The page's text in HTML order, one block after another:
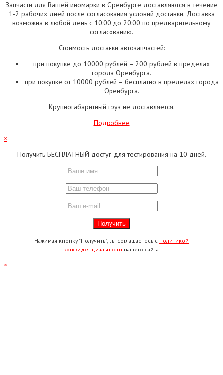
Запчасти для Вашей иномарки в Оренбурге доставляются в течение
1-2 рабочих дней после согласования условий доставки. Доставка
возможна в любой день с 10:00 до 20:00 по предварительному
согласованию.
Стоимость доставки автозапчастей:
при покупке до 10000 рублей – 200 рублей в пределах
города Оренбурга.
при покупке от 10000 рублей – бесплатно в пределах города
Оренбурга.
Крупногабаритный груз не доставляется.
Подробнее
×
Получить БЕСПЛАТНЫЙ доступ для тестирования на 10 дней.
Нажимая кнопку "Получить", вы соглашаетесь с политикой
конфиденциальности нашего сайта.
×